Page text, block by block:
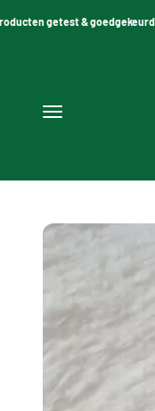
getest & goedgekeurd
Navigatiemenu